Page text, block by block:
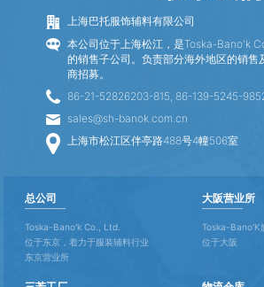
上海巴托服饰辅料有限公司
本公司位于上海松江，是Toska-Bano'k
的销售子公司。负责部分海外地区的销售
商招募。
86-21-52826203-815, 86-139-5245-
sales@sh-banok.com.cn
上海市松江区伴亭路488号4幢506室
总公司
Toska-Bano'k Co., Ltd.
位于东京，着力于服装辅料行业
东京营业所
大阪营业所
Toska-Bano'K
位于大阪